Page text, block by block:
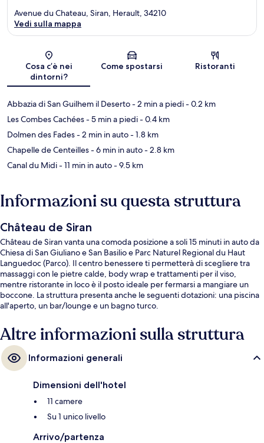
Mappa
Avenue du Chateau, Siran, Herault, 34210
Vedi sulla mappa
Cosa c’è nei
dintorni?
Come spostarsi Ristoranti
Abbazia di San Guilhem il Deserto- 2 min a piedi- 0.2 km
Les Combes Cachées- 5 min a piedi- 0.4 km
Dolmen des Fades- 2 min in auto- 1.8 km
Chapelle de Centeilles- 6 min in auto- 2.8 km
Canal du Midi- 11 min in auto- 9.5 km
Informazioni su questa struttura
Château de Siran
Château de Siran vanta una comoda posizione a soli 15 minuti in auto da
Chiesa di San Giuliano e San Basilio e Parc Naturel Regional du Haut
Languedoc (Parco). Il centro benessere ti permetterà di scegliere tra
massaggi con le pietre calde, body wrap e trattamenti per il viso,
mentre ristorante in loco è il posto ideale per fermarsi a mangiare un
boccone. La struttura presenta anche le seguenti dotazioni: una piscina
all'aperto, un bar/lounge e un bagno turco.
Altre informazioni sulla struttura
Informazioni generali
Dimensioni dell'hotel
11 camere
Su 1 unico livello
Arrivo/partenza